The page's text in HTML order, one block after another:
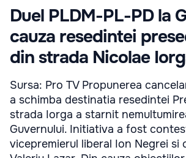
Duel PLDM-PL-PD la
cauza resedintei
din strada Nicolae
Sursa: Pro TV Propunerea
a schimba destinatia resedintei
strada Iorga a starnit
Guvernului. Initiativa a fost
vicepremierul liberal Ion Negrei si